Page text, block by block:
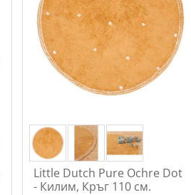
Little Dutch Pure Ochre Dot
- Килим, Кръг 110 см.